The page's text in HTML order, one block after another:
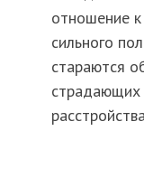
отношение
сильного
стараются
страдающих